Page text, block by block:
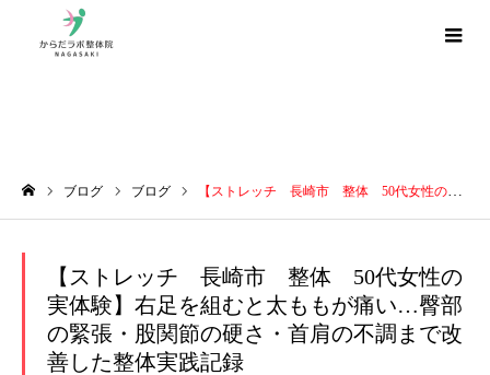
ブログ ブログ 【ストレッチ 長崎市 整体 50代女性の実体験】右足を組むと太ももが痛い…臀部の緊張・股関節の硬さ・首肩の不調まで改善した整体実践記録
【ストレッチ 長崎市 整体 50代女性の
実体験】右足を組むと太ももが痛い…臀部
の緊張・股関節の硬さ・首肩の不調まで改
善した整体実践記録